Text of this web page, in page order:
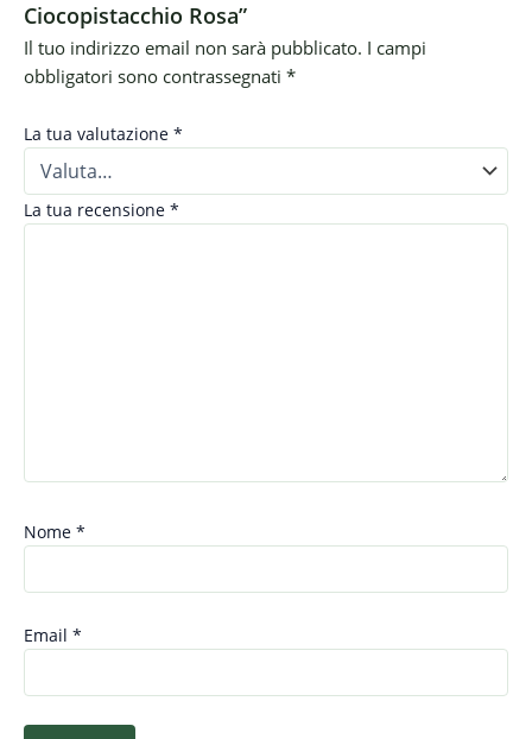
Ciocopistacchio Rosa”
Il tuo indirizzo email non sarà pubblicato. I campi
obbligatori sono contrassegnati *
La tua valutazione *
La tua recensione *
Nome *
Email *